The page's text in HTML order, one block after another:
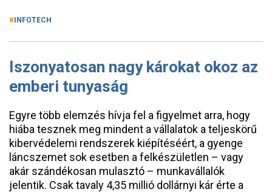
INFOTECH
Iszonyatosan nagy károkat okoz az
emberi tunyaság
Egyre több elemzés hívja fel a figyelmet arra, hogy
hiába tesznek meg mindent a vállalatok a teljeskörű
kibervédelemi rendszerek kiépítéséért, a gyenge
láncszemet sok esetben a felkészületlen – vagy
akár szándékosan mulasztó – munkavállalók
jelentik. Csak tavaly 4,35 millió dollárnyi kár érte a